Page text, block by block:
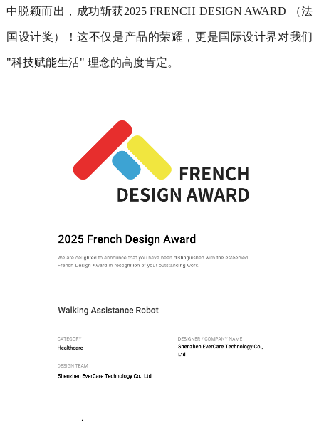
中脱颖而出，成功斩获2025 FRENCH DESIGN AWARD （法
国设计奖） ！这不仅是产品的荣耀，更是国际设计界对我们
"科技赋能生活" 理念的高度肯定。